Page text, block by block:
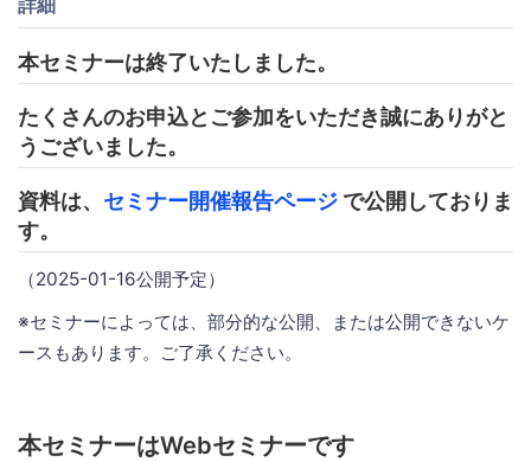
詳細
本セミナーは終了いたしました。
たくさんのお申込とご参加をいただき誠にありがと
うございました。
資料は、 セミナー開催報告ページ で公開しておりま
す。
（2025-01-16公開予定）
※セミナーによっては、部分的な公開、または公開できないケ
ースもあります。ご了承ください。
本セミナーはWebセミナーです